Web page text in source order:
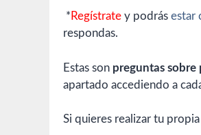
* Regístrate y podrás estar
respondas.
Estas son preguntas sobre
apartado accediendo a
Si quieres realizar tu